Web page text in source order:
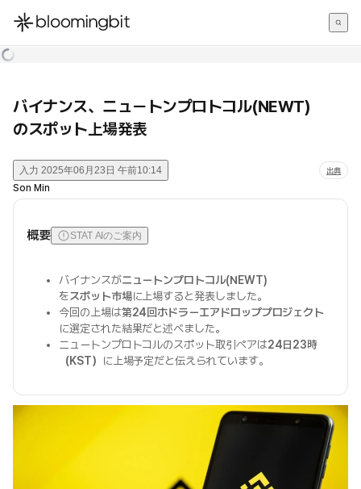
한국어
バイナンス、ニュートンプロトコル(NEWT)
のスポット上場発表
入力 2025年06月23日 午前10:14 出典
Son Min
概要 STAT AIのご案内
バイナンスがニュートンプロトコル(NEWT)
をスポット市場に上場すると発表しました。
今回の上場は第24回ホドラーエアドロッププロジェクト
に選定された結果だと述べました。
ニュートンプロトコルのスポット取引ペアは24日23時
（KST）
に上場予定だと伝えられています。